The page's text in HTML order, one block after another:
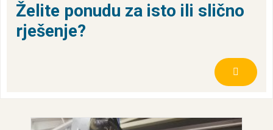
Želite ponudu za isto ili slično
rješenje?